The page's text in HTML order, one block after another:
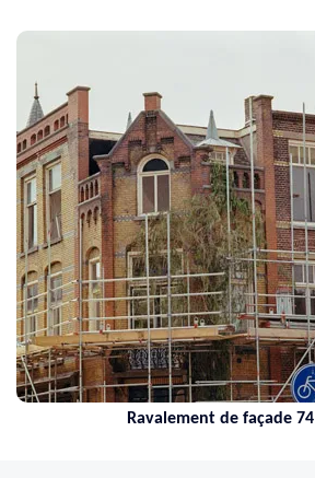
Ravalement de façade 74